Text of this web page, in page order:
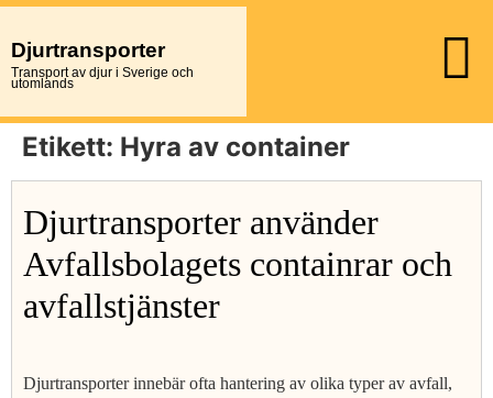
Djurtransporter
Transport av djur i Sverige och
utomlands
Etikett: Hyra av container
Djurtransporter använder
Avfallsbolagets containrar och
avfallstjänster
Djurtransporter innebär ofta hantering av olika typer av avfall,